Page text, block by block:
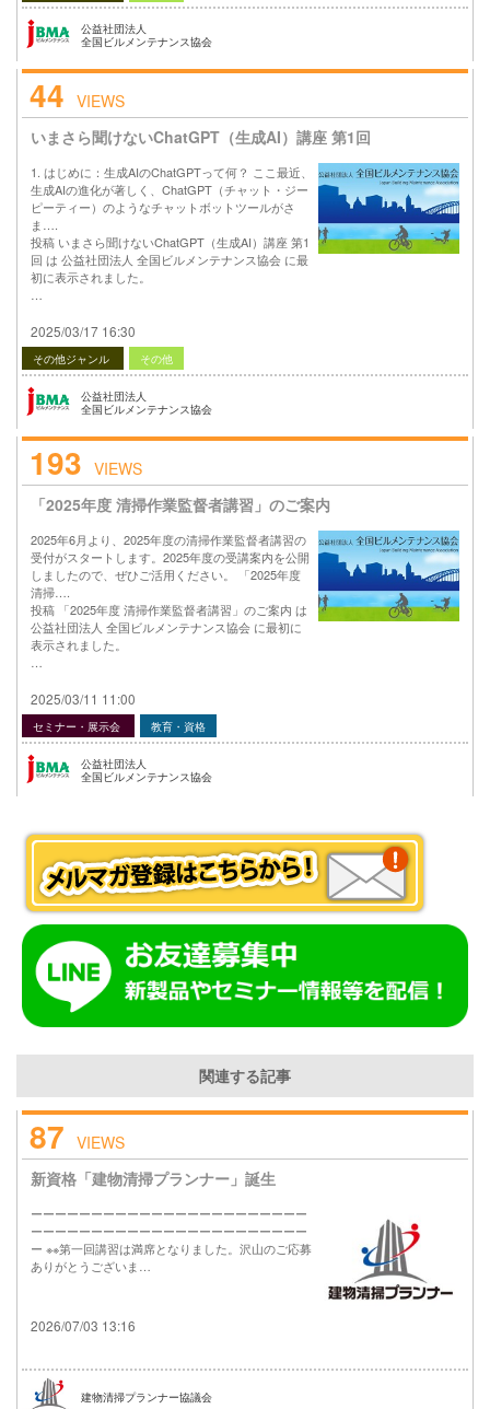
公益社団法人
全国ビルメンテナンス協会
44 VIEWS
いまさら聞けないChatGPT（生成AI）講座 第1回
1. はじめに：生成AIのChatGPTって何？ ここ最近、
生成AIの進化が著しく、ChatGPT（チャット・ジー
ピーティー）のようなチャットボットツールがさ
ま….
投稿 いまさら聞けないChatGPT（生成AI）講座 第1
回 は 公益社団法人 全国ビルメンテナンス協会 に最
初に表示されました。
2025/03/17 16:30
その他ジャンル その他
公益社団法人
全国ビルメンテナンス協会
193 VIEWS
「2025年度 清掃作業監督者講習」のご案内
2025年6月より、2025年度の清掃作業監督者講習の
受付がスタートします。2025年度の受講案内を公開
しましたので、ぜひご活用ください。 「2025年度
清掃….
投稿 「2025年度 清掃作業監督者講習」のご案内 は
公益社団法人 全国ビルメンテナンス協会 に最初に
表示されました。
2025/03/11 11:00
セミナー・展示会 教育・資格
公益社団法人
全国ビルメンテナンス協会
関連する記事
87 VIEWS
新資格「建物清掃プランナー」誕生
ーーーーーーーーーーーーーーーーーーーーーーー
ーーーーーーーーーーーーーーーーーーーーーーー
ー ※※第一回講習は満席となりました。沢山のご応募
ありがとうございま…
2026/07/03 13:16
建物清掃プランナー協議会